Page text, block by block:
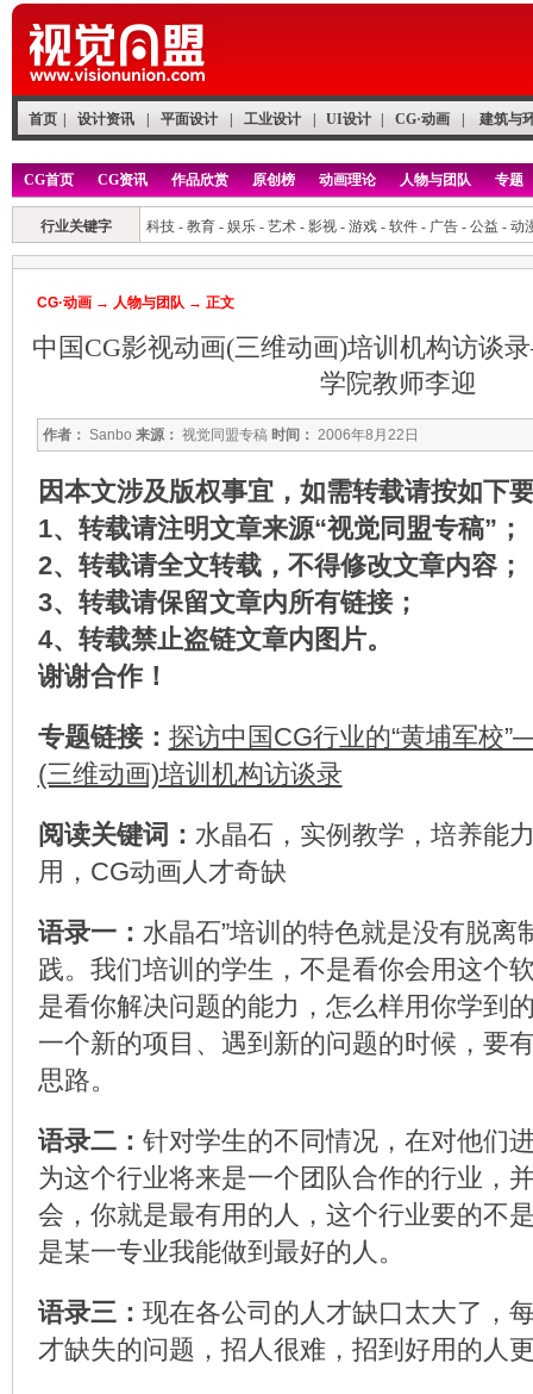
首页 设计资讯 平面设计 工业设计 UI设计 CG·动画 建筑与
CG首页 CG资讯 作品欣赏 原创榜 动画理论 人物与团队 专题
行业关键字 科技 - 教育 - 娱乐 - 艺术 - 影视 - 游戏 - 软件 - 广告 - 公益 - 动
CG·动画 → 人物与团队 → 正文
中国CG影视动画(三维动画)培训机构访谈
学院教师李迎
作者： Sanbo 来源： 视觉同盟专稿 时间： 2006年8月22日
因本文涉及版权事宜，如需转载请按如下
1、转载请注明文章来源“视觉同盟专稿”；
2、转载请全文转载，不得修改文章内容；
3、转载请保留文章内所有链接；
4、转载禁止盗链文章内图片。
谢谢合作！
专题链接： 探访中国CG行业的“黄埔军校
(三维动画)培训机构访谈录
阅读关键词： 水晶石，实例教学，培养能
用，CG动画人才奇缺
语录一： 水晶石”培训的特色就是没有脱离
践。我们培训的学生，不是看你会用这个
是看你解决问题的能力，怎么样用你学到
一个新的项目、遇到新的问题的时候，要
思路。
语录二： 针对学生的不同情况，在对他们
为这个行业将来是一个团队合作的行业，
会，你就是最有用的人，这个行业要的不
是某一专业我能做到最好的人。
语录三： 现在各公司的人才缺口太大了，
才缺失的问题，招人很难，招到好用的人